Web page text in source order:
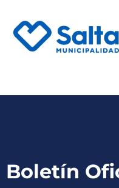
Boletín